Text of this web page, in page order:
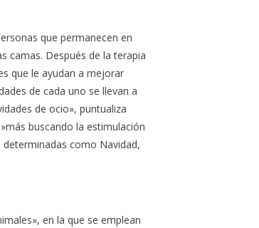
que permanecen en
camas. Después de la terapia
que le ayudan a mejorar
de cada uno se llevan a
de ocio», puntualiza
buscando la estimulación
como Navidad,
en la que se emplean